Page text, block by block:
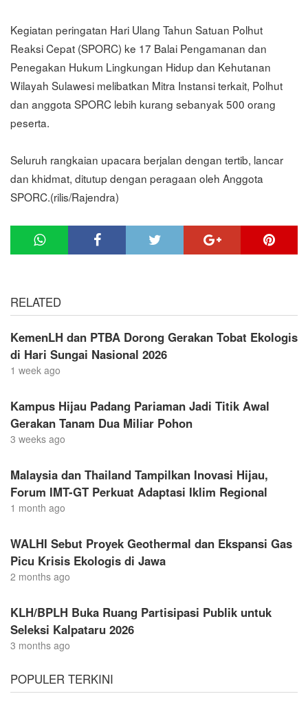
Kegiatan peringatan Hari Ulang Tahun Satuan Polhut
Reaksi Cepat (SPORC) ke 17 Balai Pengamanan dan
Penegakan Hukum Lingkungan Hidup dan Kehutanan
Wilayah Sulawesi melibatkan Mitra Instansi terkait, Polhut
dan anggota SPORC lebih kurang sebanyak 500 orang
peserta.
Seluruh rangkaian upacara berjalan dengan tertib, lancar
dan khidmat, ditutup dengan peragaan oleh Anggota
SPORC.(rilis/Rajendra)
RELATED
KemenLH dan PTBA Dorong Gerakan Tobat Ekologis
di Hari Sungai Nasional 2026
1 week ago
Kampus Hijau Padang Pariaman Jadi Titik Awal
Gerakan Tanam Dua Miliar Pohon
3 weeks ago
Malaysia dan Thailand Tampilkan Inovasi Hijau,
Forum IMT-GT Perkuat Adaptasi Iklim Regional
1 month ago
WALHI Sebut Proyek Geothermal dan Ekspansi Gas
Picu Krisis Ekologis di Jawa
2 months ago
KLH/BPLH Buka Ruang Partisipasi Publik untuk
Seleksi Kalpataru 2026
3 months ago
POPULER TERKINI